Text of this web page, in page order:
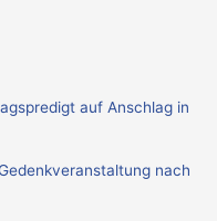
auf Anschlag in
nach